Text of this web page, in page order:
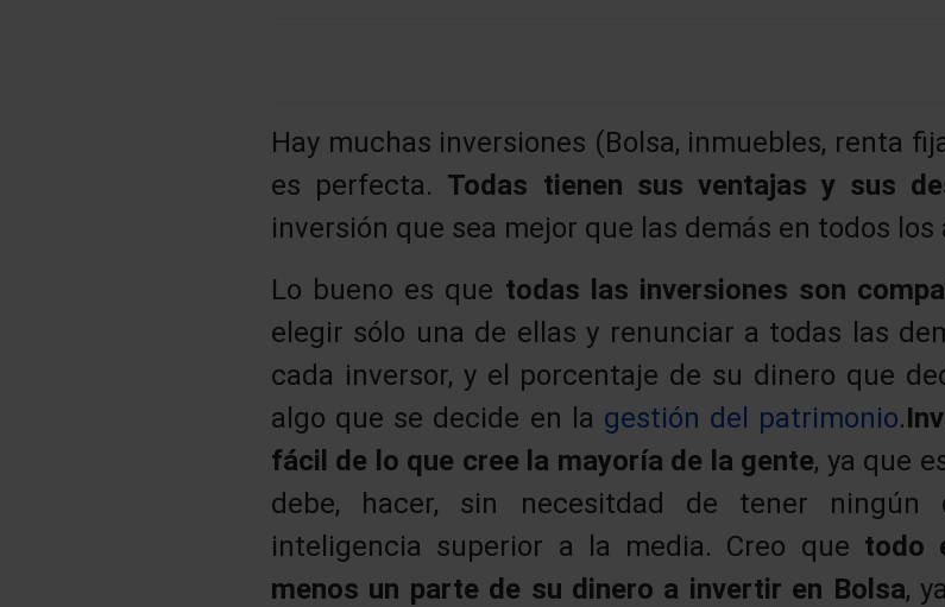
Hay muchas inversiones (Bolsa, inmuebles, renta
es perfecta. Todas tienen sus ventajas y sus
inversión que sea mejor que las demás en todos los
Lo bueno es que todas las inversiones son
elegir sólo una de ellas y renunciar a todas las
cada inversor, y el porcentaje de su dinero que
algo que se decide en la gestión del patrimonio.
fácil de lo que cree la mayoría de la gente, ya que
debe, hacer, sin necesitdad de tener ningún
inteligencia superior a la media. Creo que todo
menos un parte de su dinero a invertir en Bolsa,